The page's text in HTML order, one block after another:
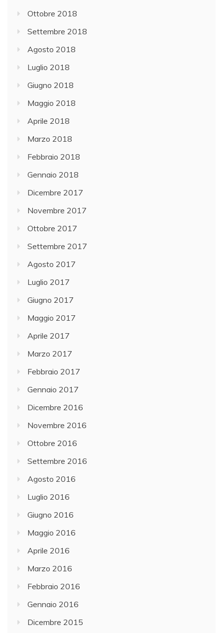
Ottobre 2018
Settembre 2018
Agosto 2018
Luglio 2018
Giugno 2018
Maggio 2018
Aprile 2018
Marzo 2018
Febbraio 2018
Gennaio 2018
Dicembre 2017
Novembre 2017
Ottobre 2017
Settembre 2017
Agosto 2017
Luglio 2017
Giugno 2017
Maggio 2017
Aprile 2017
Marzo 2017
Febbraio 2017
Gennaio 2017
Dicembre 2016
Novembre 2016
Ottobre 2016
Settembre 2016
Agosto 2016
Luglio 2016
Giugno 2016
Maggio 2016
Aprile 2016
Marzo 2016
Febbraio 2016
Gennaio 2016
Dicembre 2015